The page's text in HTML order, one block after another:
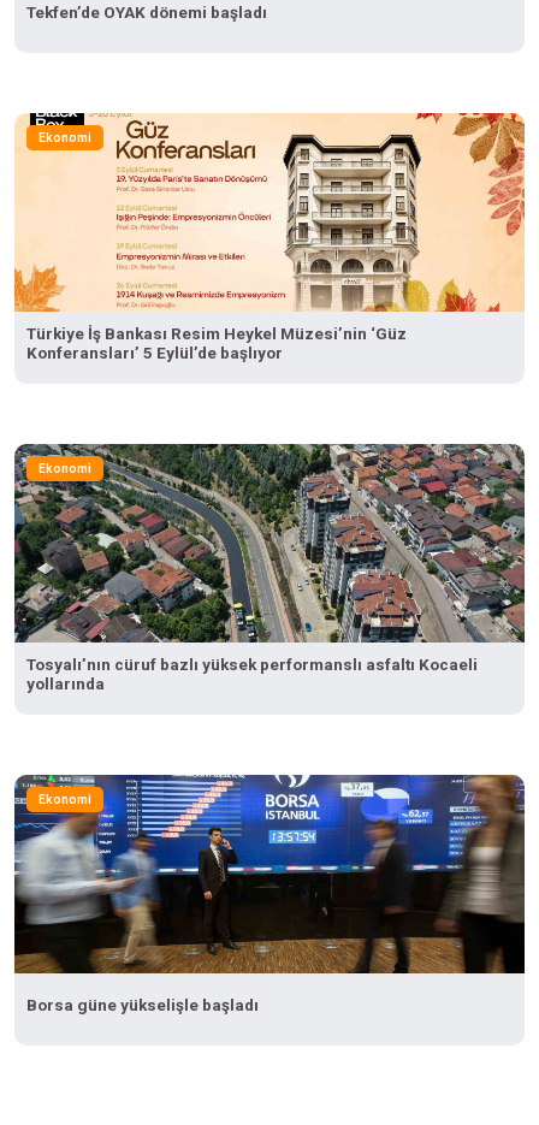
Tekfen’de OYAK dönemi başladı
Ekonomi
Türkiye İş Bankası Resim Heykel Müzesi’nin ‘Güz
Konferansları’ 5 Eylül’de başlıyor
Ekonomi
Tosyalı’nın cüruf bazlı yüksek performanslı asfaltı Kocaeli
yollarında
Ekonomi
Borsa güne yükselişle başladı